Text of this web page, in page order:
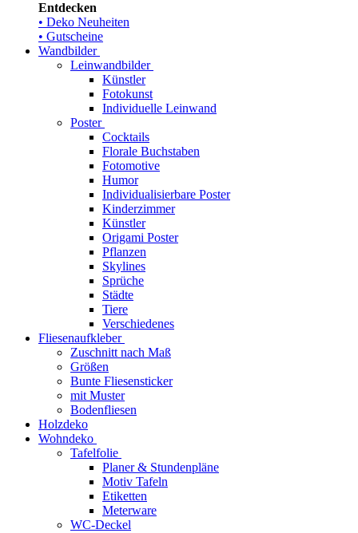
Entdecken
• Deko Neuheiten
• Gutscheine
Wandbilder
Leinwandbilder
Künstler
Fotokunst
Individuelle Leinwand
Poster
Cocktails
Florale Buchstaben
Fotomotive
Humor
Individualisierbare Poster
Kinderzimmer
Künstler
Origami Poster
Pflanzen
Skylines
Sprüche
Städte
Tiere
Verschiedenes
Fliesenaufkleber
Zuschnitt nach Maß
Größen
Bunte Fliesensticker
mit Muster
Bodenfliesen
Holzdeko
Wohndeko
Tafelfolie
Planer & Stundenpläne
Motiv Tafeln
Etiketten
Meterware
WC-Deckel